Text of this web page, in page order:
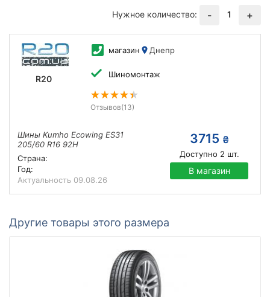
Нужное количество:
- 1 +
R20
магазин Днепр
Шиномонтаж
Отзывов(13)
Шины Kumho Ecowing ES31
205/60 R16 92H
Страна:
Год:
Актуальность 09.08.26
3715 ₴
Доступно 2 шт.
В магазин
Другие товары этого размера